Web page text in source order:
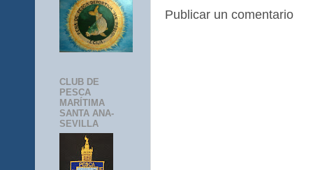
Publicar un comentario
CLUB DE
PESCA
MARÍTIMA
SANTA ANA-
SEVILLA